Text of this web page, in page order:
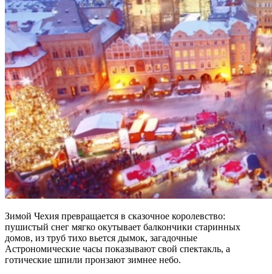
Зимой Чехия превращается в сказочное королевство:
пушистый снег мягко окутывает балкончики старинных
домов, из труб тихо вьется дымок, загадочные
Астрономические часы показывают свой спектакль, а
готические шпили пронзают зимнее небо.